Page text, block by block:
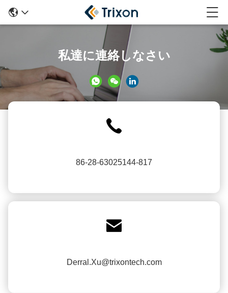
私達に連絡しなさい
86-28-63025144-817

Derral.Xu@trixontech.com